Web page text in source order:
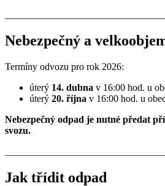
Ne­bez­peč­ný a
Termíny odvozu pro rok 2026:
úterý 14. dubna v 16:00 hod. u
úterý 20. října v 16:00 hod. u
Ne­bez­peč­ný od­pad je nut­né pře­dat
svo­zu.
Jak třídit odpad